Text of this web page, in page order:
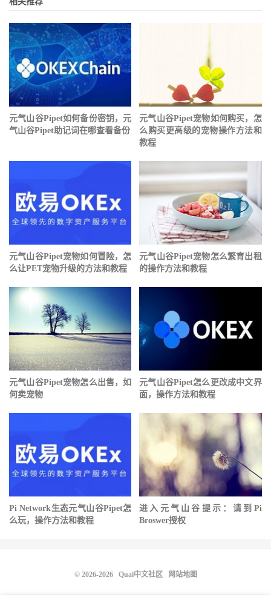
元气山谷Pipet如何备份密钥，元
气山谷Pipet助记词在哪查看备份
元气山谷Pipet宠物如何购买，怎
么购买更高级的宠物操作方法和
教程
元气山谷Pipet宠物如何冒险，怎
么让PET宠物升级的方法和教程
元气山谷Pipet宠物怎么繁育出租
的操作方法和教程
元气山谷Pipet宠物怎么出售，如
何卖宠物
元气山谷Pipet怎么更改成中文界
面，操作方法和教程
Pi Network生态元气山谷Pipet怎
么玩，操作方法和教程
进入元气山谷提示：请到Pi
Broswer授权
© 2026-2026 Quai中文社区 网站地图